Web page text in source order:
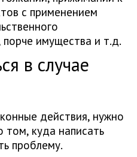
с применением
порче имущества и т.д.
в случае
действия, нужно
том, куда написать
проблему.